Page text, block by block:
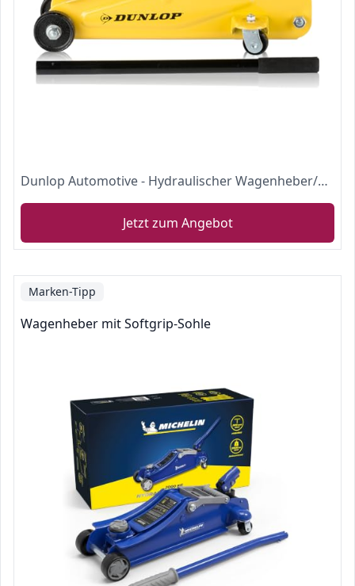
Dunlop Automotive - Hydraulischer Wagenheber/Scherenheber fur max 2000 Kilo
Jetzt zum Angebot
Marken-Tipp
Wagenheber mit Softgrip-Sohle